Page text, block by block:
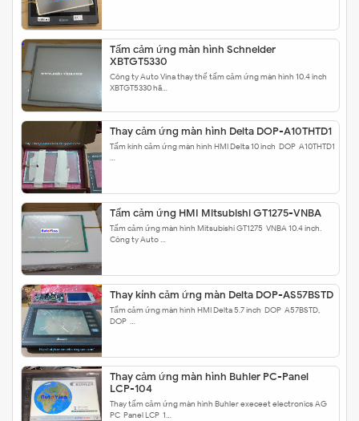
Tấm cảm ứng màn hình Schneider
XBTGT5330
Công ty Auto Vina thay thế tấm cảm ứng màn hình 10.4 inch
XBTGT5330 hã…
Thay cảm ứng màn hình Delta DOP-A10THTD1
Tấm kính cảm ứng màn hình HMI Delta 10 inch DOP-A10THTD1
…
Tấm cảm ứng HMI Mitsubishi GT1275-VNBA
Tấm cảm ứng màn hình Mitsubishi GT1275-VNBA 10.4 inch.
Công ty Auto …
Thay kính cảm ứng màn Delta DOP-AS57BSTD
Tấm cảm ứng màn hình HMI Delta 5.7 inch DOP-A57BSTD,
DOP-…
Thay cảm ứng màn hình Buhler PC-Panel
LCP-104
Thay tấm cảm ứng màn hình Buhler execeet electronics AG
PC-Panel LCP-1…